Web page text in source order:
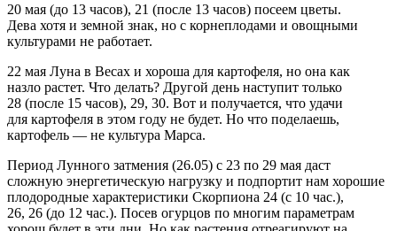
20 мая (до 13 часов), 21 (после 13 часов) посеем цветы.
Дева хотя и земной знак, но с корнеплодами и овощными
культурами не работает.
22 мая Луна в Весах и хороша для картофеля, но она как
назло растет. Что делать? Другой день наступит только
28 (после 15 часов), 29, 30. Вот и получается, что удачи
для картофеля в этом году не будет. Но что поделаешь,
картофель — не культура Марса.
Период Лунного затмения (26.05) с 23 по 29 мая даст
сложную энергетическую нагрузку и подпортит нам хорошие
плодородные характеристики Скорпиона 24 (с 10 час.),
26, 26 (до 12 час.). Посев огурцов по многим параметрам